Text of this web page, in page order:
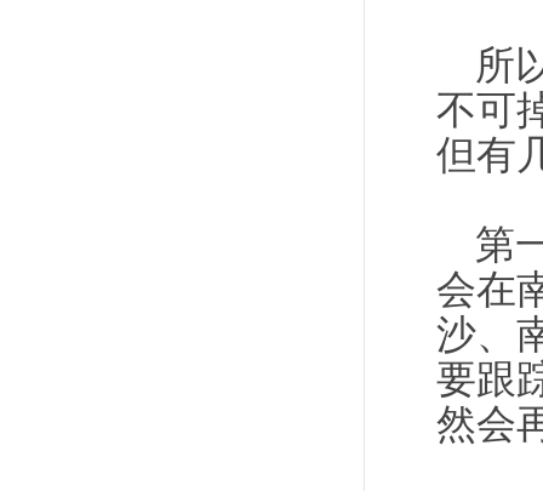
所
不可
但有
第
会在
沙、
要跟
然会